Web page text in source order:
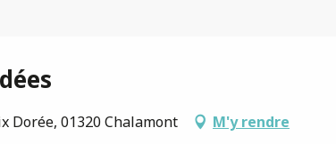
Dorée, 01320 Chalamont M'y rendre